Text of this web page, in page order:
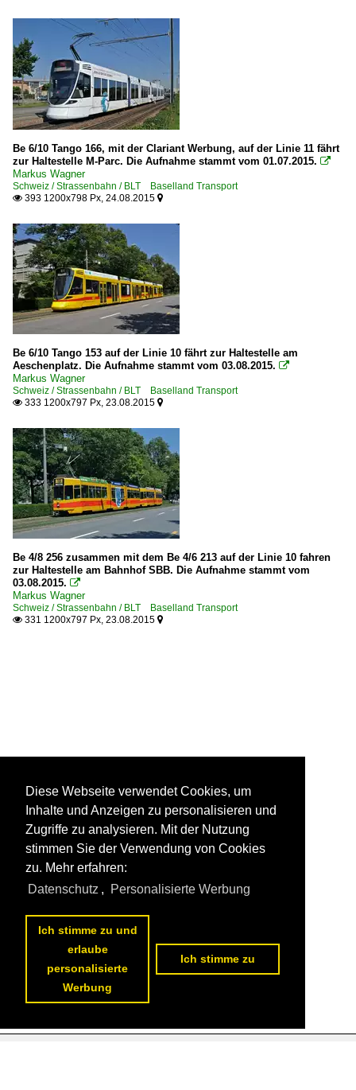
Be 6/10 Tango 166, mit der Clariant Werbung, auf der Linie 11 fährt
zur Haltestelle M-Parc. Die Aufnahme stammt vom 01.07.2015. 
Markus Wagner
Schweiz / Strassenbahn / BLT Baselland Transport
 393 1200x798 Px, 24.08.2015 
Be 6/10 Tango 153 auf der Linie 10 fährt zur Haltestelle am
Aeschenplatz. Die Aufnahme stammt vom 03.08.2015. 
Markus Wagner
Schweiz / Strassenbahn / BLT Baselland Transport
 333 1200x797 Px, 23.08.2015 
Be 4/8 256 zusammen mit dem Be 4/6 213 auf der Linie 10 fahren
zur Haltestelle am Bahnhof SBB. Die Aufnahme stammt vom
03.08.2015. 
Markus Wagner
Schweiz / Strassenbahn / BLT Baselland Transport
 331 1200x797 Px, 23.08.2015 
Diese Webseite verwendet Cookies, um
Inhalte und Anzeigen zu personalisieren und
Zugriffe zu analysieren. Mit der Nutzung
stimmen Sie der Verwendung von Cookies
zu. Mehr erfahren:
Datenschutz , Personalisierte Werbung
Ich stimme zu und
erlaube
personalisierte
Werbung
Ich stimme zu